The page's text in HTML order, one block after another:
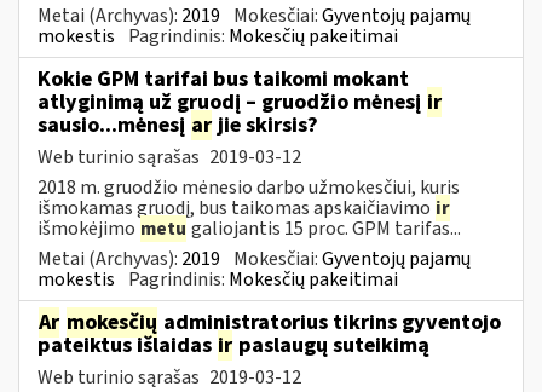
Metai (Archyvas): 2019 Mokesčiai:Gyventojų pajamų
mokestis Pagrindinis: Mokesčių pakeitimai
Kokie GPM tarifai bus taikomi mokant
atlyginimą už gruodį – gruodžio mėnesį ir
sausio...mėnesį arjie skirsis?
Web turinio sąrašas 2019-03-12
2018 m. gruodžio mėnesio darbo užmokesčiui, kuris
išmokamas gruodį, bus taikomas apskaičiavimo ir
išmokėjimo metu galiojantis 15 proc. GPM tarifas...
Metai (Archyvas): 2019 Mokesčiai:Gyventojų pajamų
mokestis Pagrindinis: Mokesčių pakeitimai
Ar mokesčių administratorius tikrins gyventojo
pateiktus išlaidas ir paslaugų suteikimą
Web turinio sąrašas 2019-03-12